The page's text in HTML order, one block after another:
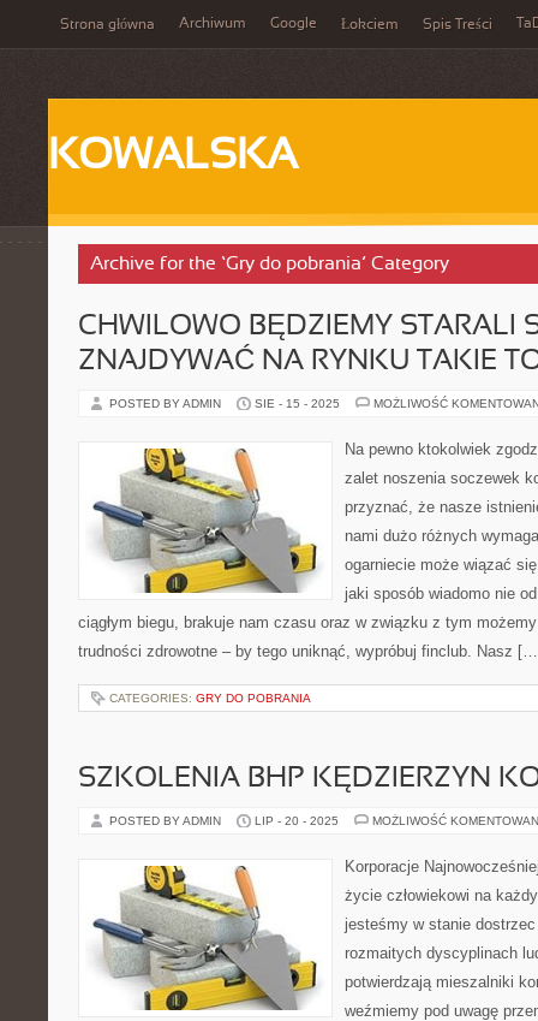
Strona główna Archiwum Google Łokciem Spis Treści
KOWALSKA
Archive for the ‘Gry do pobrania’ Category
CHWILOWO BĘDZIEMY STARALI
ZNAJDYWAĆ NA RYNKU TAKIE
POSTED BY ADMIN SIE - 15 - 2025 MOŻLIWOŚĆ
Na pewno ktokolwiek
zalet noszenia soczewek
przyznać, że nasze
nami dużo różnych
ogarniecie może wiązać
jaki sposób wiadomo nie
ciągłym biegu, brakuje nam czasu oraz w związku z tym
trudności zdrowotne – by tego uniknąć, wypróbuj finclub. Nasz
CATEGORIES: GRY DO POBRANIA
SZKOLENIA BHP KĘDZIERZYN
POSTED BY ADMIN LIP - 20 - 2025 MOŻLIWOŚĆ
Korporacje
życie człowiekowi na
jesteśmy w stanie
rozmaitych dyscyplinach
potwierdzają mieszalniki
weźmiemy pod uwagę